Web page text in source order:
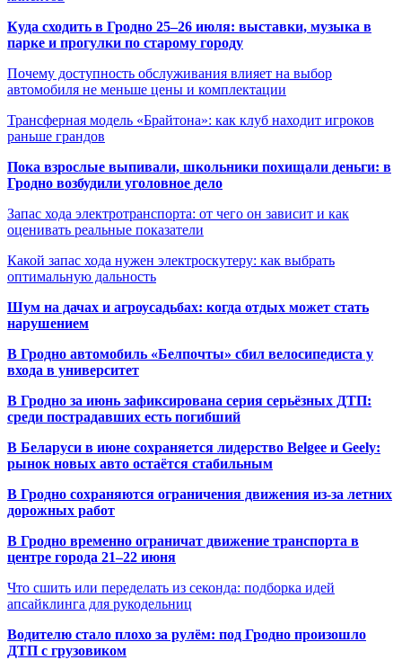
Куда сходить в Гродно 25–26 июля: выставки, музыка в
парке и прогулки по старому городу
Почему доступность обслуживания влияет на выбор
автомобиля не меньше цены и комплектации
Трансферная модель «Брайтона»: как клуб находит игроков
раньше грандов
Пока взрослые выпивали, школьники похищали деньги: в
Гродно возбудили уголовное дело
Запас хода электротранспорта: от чего он зависит и как
оценивать реальные показатели
Какой запас хода нужен электроскутеру: как выбрать
оптимальную дальность
Шум на дачах и агроусадьбах: когда отдых может стать
нарушением
В Гродно автомобиль «Белпочты» сбил велосипедиста у
входа в университет
В Гродно за июнь зафиксирована серия серьёзных ДТП:
среди пострадавших есть погибший
В Беларуси в июне сохраняется лидерство Belgee и Geely:
рынок новых авто остаётся стабильным
В Гродно сохраняются ограничения движения из-за летних
дорожных работ
В Гродно временно ограничат движение транспорта в
центре города 21–22 июня
Что сшить или переделать из секонда: подборка идей
апсайклинга для рукодельниц
Водителю стало плохо за рулём: под Гродно произошло
ДТП с грузовиком